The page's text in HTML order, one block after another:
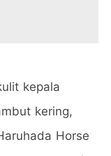
kepala
kering,
Horse